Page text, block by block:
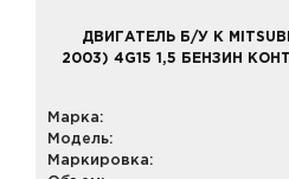
ДВИГАТЕЛЬ Б/У К
2003) 4G15 1,5 БЕНЗИН
Марка:
Модель:
Маркировка: